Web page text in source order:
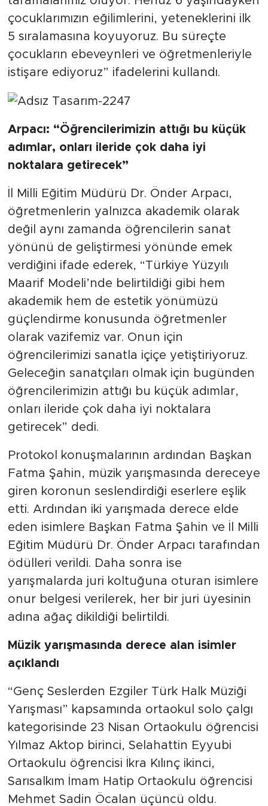
çocuklarımızın eğilimlerini, yeteneklerini ilk
5 sıralamasına koyuyoruz. Bu süreçte
çocukların ebeveynleri ve öğretmenleriyle
istişare ediyoruz” ifadelerini kullandı.
Arpacı: “Öğrencilerimizin attığı bu küçük
adımlar, onları ileride çok daha iyi
noktalara getirecek”
İl Milli Eğitim Müdürü Dr. Önder Arpacı,
öğretmenlerin yalnızca akademik olarak
değil aynı zamanda öğrencilerin sanat
yönünü de geliştirmesi yönünde emek
verdiğini ifade ederek, “Türkiye Yüzyılı
Maarif Modeli’nde belirtildiği gibi hem
akademik hem de estetik yönümüzü
güçlendirme konusunda öğretmenler
olarak vazifemiz var. Onun için
öğrencilerimizi sanatla içiçe yetiştiriyoruz.
Geleceğin sanatçıları olmak için bugünden
öğrencilerimizin attığı bu küçük adımlar,
onları ileride çok daha iyi noktalara
getirecek” dedi.
Protokol konuşmalarının ardından Başkan
Fatma Şahin, müzik yarışmasında dereceye
giren koronun seslendirdiği eserlere eşlik
etti. Ardından iki yarışmada derece elde
eden isimlere Başkan Fatma Şahin ve İl Milli
Eğitim Müdürü Dr. Önder Arpacı tarafından
ödülleri verildi. Daha sonra ise
yarışmalarda juri koltuğuna oturan isimlere
onur belgesi verilerek, her bir juri üyesinin
adına ağaç dikildiği belirtildi.
Müzik yarışmasında derece alan isimler
açıklandı
“Genç Seslerden Ezgiler Türk Halk Müziği
Yarışması” kapsamında ortaokul solo çalgı
kategorisinde 23 Nisan Ortaokulu öğrencisi
Yılmaz Aktop birinci, Selahattin Eyyubi
Ortaokulu öğrencisi İkra Kılınç ikinci,
Sarısalkım İmam Hatip Ortaokulu öğrencisi
Mehmet Sadin Öcalan üçüncü oldu.